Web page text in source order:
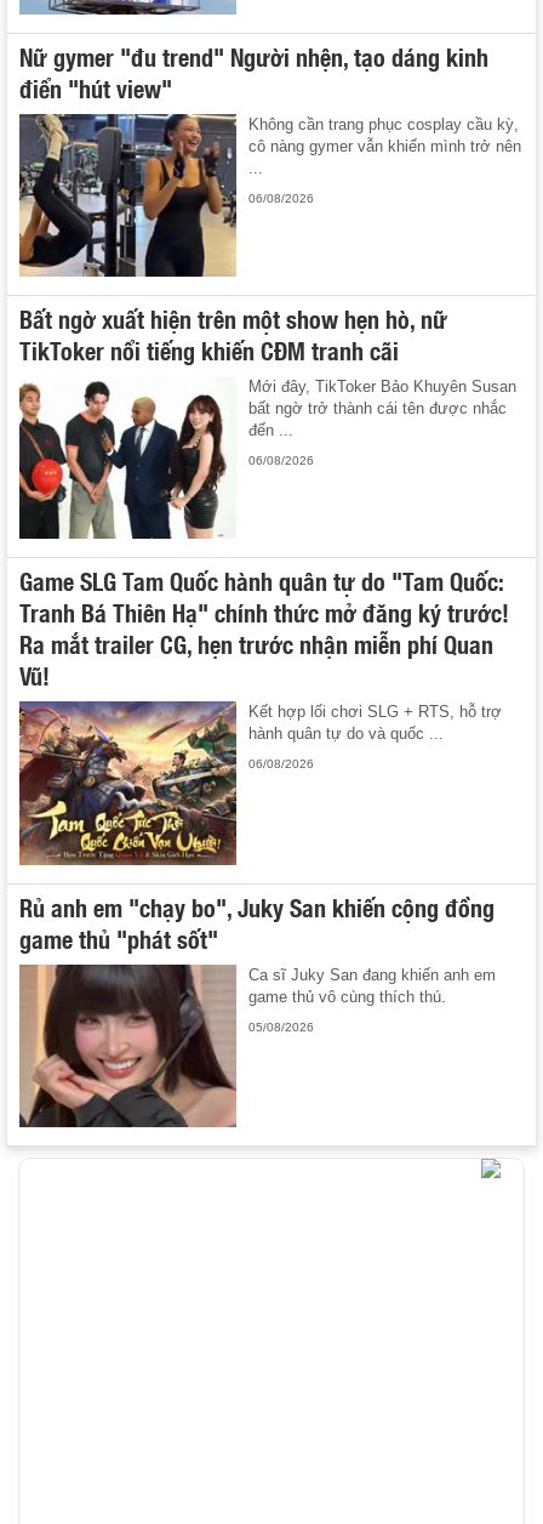
Nữ gymer "đu trend" Người nhện, tạo dáng kinh
điển "hút view"
Không cần trang phục cosplay cầu kỳ,
cô nàng gymer vẫn khiến mình trở nên
06/08/2026
Bất ngờ xuất hiện trên một show hẹn hò, nữ
TikToker nổi tiếng khiến CĐM tranh cãi
Mới đây, TikToker Bảo Khuyên Susan
bất ngờ trở thành cái tên được nhắc
đến ...
06/08/2026
Game SLG Tam Quốc hành quân tự do "Tam Quốc:
Tranh Bá Thiên Hạ" chính thức mở đăng ký trước!
Ra mắt trailer CG, hẹn trước nhận miễn phí Quan
Vũ!
Kết hợp lối chơi SLG + RTS, hỗ trợ
hành quân tự do và quốc ...
06/08/2026
Rủ anh em "chạy bo", Juky San khiến cộng đồng
game thủ "phát sốt"
Ca sĩ Juky San đang khiến anh em
game thủ vô cùng thích thú.
05/08/2026